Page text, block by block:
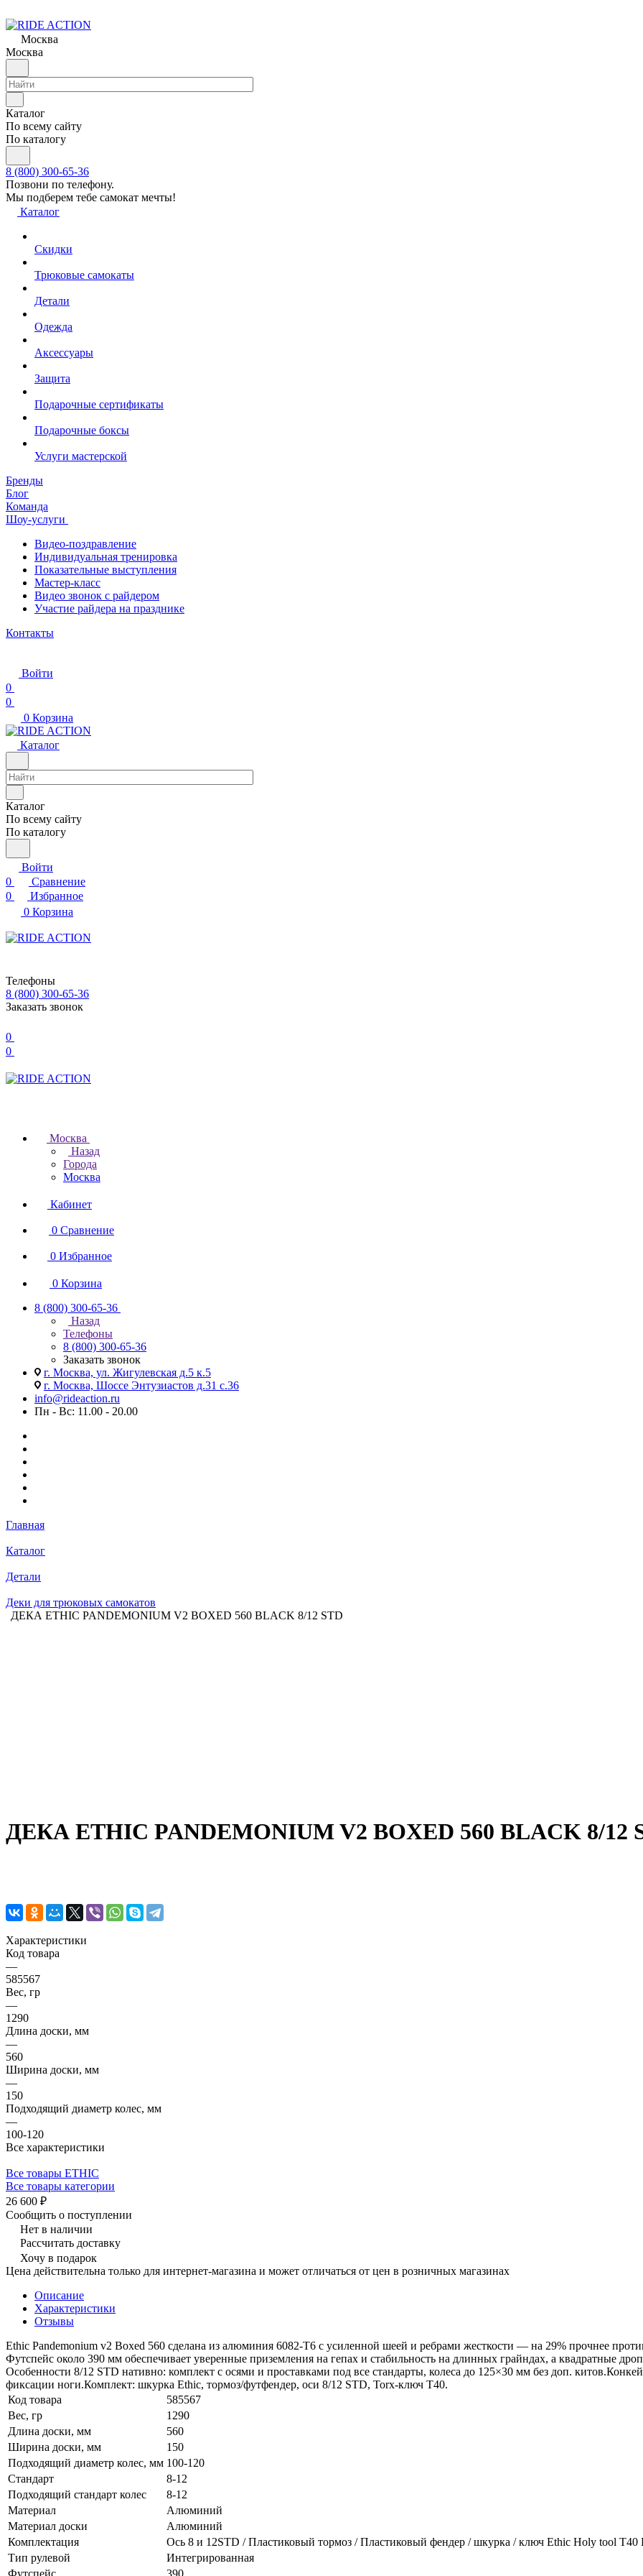
Москва
Москва
Каталог
По всему сайту
По каталогу
8 (800) 300-65-36
Позвони по телефону.
Мы подберем тебе самокат мечты!
Каталог
Скидки
Трюковые самокаты
Детали
Одежда
Аксессуары
Защита
Подарочные сертификаты
Подарочные боксы
Услуги мастерской
Бренды
Блог
Команда
Шоу-услуги
Видео-поздравление
Индивидуальная тренировка
Показательные выступления
Мастер-класс
Видео звонок с райдером
Участие райдера на празднике
Контакты
Войти
0
0
0 Корзина
Каталог
Каталог
По всему сайту
По каталогу
Войти
0
Сравнение
0
Избранное
0 Корзина
Телефоны
8 (800) 300-65-36
Заказать звонок
0
0
Москва
Назад
Города
Москва
Кабинет
0 Сравнение
0 Избранное
0 Корзина
8 (800) 300-65-36
Назад
Телефоны
8 (800) 300-65-36
Заказать звонок
г. Москва, ул. Жигулевская д.5 к.5
г. Москва, Шоссе Энтузиастов д.31 с.36
info@rideaction.ru
Пн - Вс: 11.00 - 20.00
Главная
Каталог
Детали
Деки для трюковых самокатов
ДЕКА ETHIC PANDEMONIUM V2 BOXED 560 BLACK 8/12 STD
ДЕКА ETHIC PANDEMONIUM V2 BOXED 560 BLACK 8/12
Характеристики
Код товара
—
585567
Вес, гр
—
1290
Длина доски, мм
—
560
Ширина доски, мм
—
150
Подходящий диаметр колес, мм
—
100-120
Все характеристики
Все товары ETHIC
Все товары категории
26 600 ₽
Сообщить о поступлении
Нет в наличии
Рассчитать доставку
Хочу в подарок
Цена действительна только для интернет-магазина и может отличаться от цен в розничных магазинах
Описание
Характеристики
Отзывы
Ethic Pandemonium v2 Boxed 560 сделана из алюминия 6082-T6 с усиленной шеей и ребрами жесткости — на 29% прочнее
Футспейс около 390 мм обеспечивает уверенные приземления на гепах и стабильность на длинных грайндах, а квадратные
Особенности 8/12 STD нативно: комплект с осями и проставками под все стандарты, колеса до 125×30 мм без доп. китов.​
фиксации ноги.​ Комплект: шкурка Ethic, тормоз/футфендер, оси 8/12 STD, Torx-ключ T40.​
Код товара
585567
Вес, гр
1290
Длина доски, мм
560
Ширина доски, мм
150
Подходящий диаметр колес, мм 100-120
Стандарт
8-12
Подходящий стандарт колес
8-12
Материал
Алюминий
Материал доски
Алюминий
Комплектация
Ось 8 и 12STD / Пластиковый тормоз / Пластиковый фендер / шкурка / ключ Ethic Holy tool T40
Тип рулевой
Интегрированная
Футспейс
390